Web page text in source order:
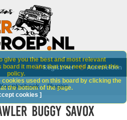
Aanmelden
Registreer
Koopjeshoek Plugjes
buggy savox
give you the best and most relevant
it means that you need accept this
policy.
cookies used on this board by clicking the
the bottom of the page.
cookies ]